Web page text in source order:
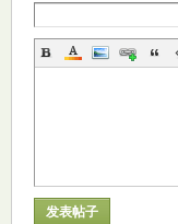
发表帖子